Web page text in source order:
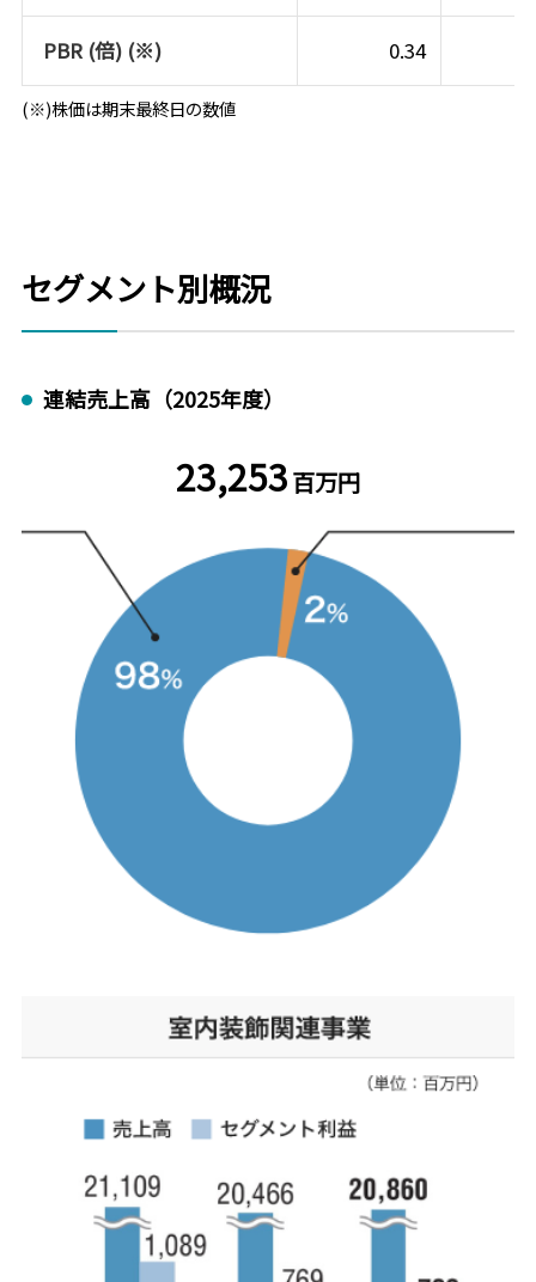
PBR (倍) (※) 0.34
(※)株価は期末最終日の数値
セグメント別概況
連結売上高（2025年度）
23,253百万円